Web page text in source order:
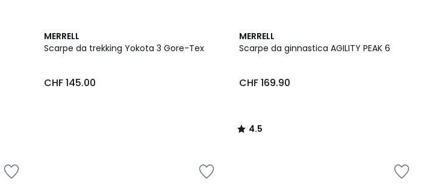
MERRELL
Scarpe da trekking Yokota 3 Gore-Tex
CHF 145.00
MERRELL
Scarpe da ginnastica AGILITY PEAK 6
CHF 169.90
4.5
/ 5
4.5
/